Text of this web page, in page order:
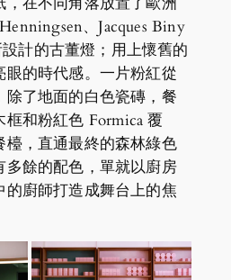
、Jacques Biny
計的古董燈；用上懷舊的
的時代感。一片粉紅從
了地面的白色瓷磚，餐
和粉紅色 Formica 覆
檯，直通最終的森林綠色
多餘的配色，單就以廚房
廚師打造成舞台上的焦